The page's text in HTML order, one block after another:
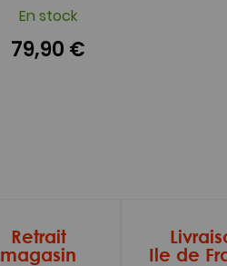
En stock
79,90 €
Retrait
magasin
Ile de